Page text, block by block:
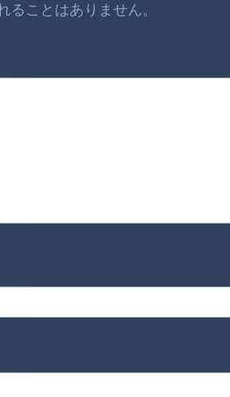
ることはありません。